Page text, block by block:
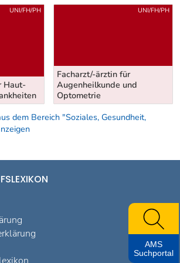
Haut-
UNI/FH/PH
Facharzt/-ärztin für
Augenheilkunde und
Optometrie
UNI/FH/PH
dem Bereich "Soziales, Gesundheit,
AMS
Suchportal